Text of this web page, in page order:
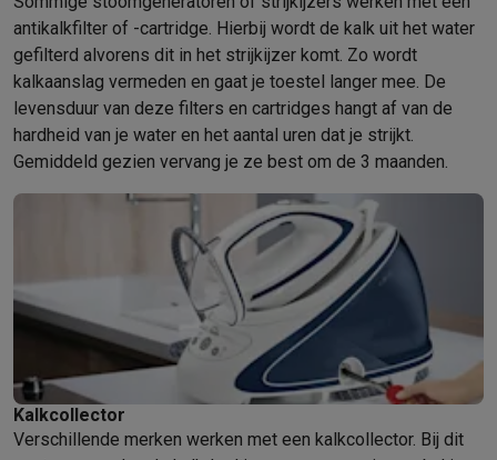
GezondheidPersonenweegschalenBloeddrukmeters
Voor de babyBabyfoonsBorstkolvenFlessenwarmersAerosols
TV, audio & foto
TV & beamers
TV's met soundbar LG TV
Randapparatuur TV
Soundbars Home cinema Versterkers
Hoofdtelefoons & oortjes
Koptelefoons
Draadloze
Radio's & wekkersPlatenspelersHifi-ketens
GPS CoyoteGPS accessoires
TV & audio accessoires Steunen KabelsDraagbare
Digitale camera'sInstant camera's
Canon
VideoGoPro Action camsDronesCamcorder
Foto accessoiresCameratassen Flitsers & filters SD-kaarten
Telefonie & smartwatches
GSM'sSmartphones Apple iPhoneSamsung smartphones
RefurbishedRefurbished smartphones
BuyBack
antikalkfilter of -cartridge. Hierbij wordt de kalk uit het water
gefilterd alvorens dit in het strijkijzer komt. Zo wordt
kalkaanslag vermeden en gaat je toestel langer mee. De
levensduur van deze filters en cartridges hangt af van de
hardheid van je water en het aantal uren dat je strijkt.
Gemiddeld gezien vervang je ze best om de 3 maanden.
Kalkcollector
Verschillende merken werken met een kalkcollector. Bij dit